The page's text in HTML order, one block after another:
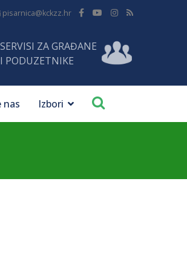
pisarnica@kckzz.hr
SERVISI ZA GRAĐANE
I PODUZETNIKE
nas Izbori